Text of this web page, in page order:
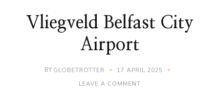
Vliegveld Belfast City
Airport
BY GLOBETROTTER
17 APRIL 2025
LEAVE A COMMENTON